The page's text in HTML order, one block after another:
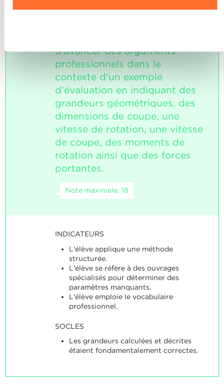
Charte d’usage des cookieset notrePolitique de
d'avancer des arguments
professionnels dans le
contexte d'un exemple
d'évaluation en indiquant des
grandeurs géométriques, des
dimensions de coupe, une
vitesse de rotation, une vitesse
de coupe, des moments de
rotation ainsi que des forces
portantes.
Note maximale: 18
INDICATEURS
L'élève applique une méthode
structurée.
L'élève se réfère à des ouvrages
spécialisés pour déterminer des
paramètres manquants.
L'élève emploie le vocabulaire
professionnel.
SOCLES
Les grandeurs calculées et décrites
étaient fondamentalement correctes.